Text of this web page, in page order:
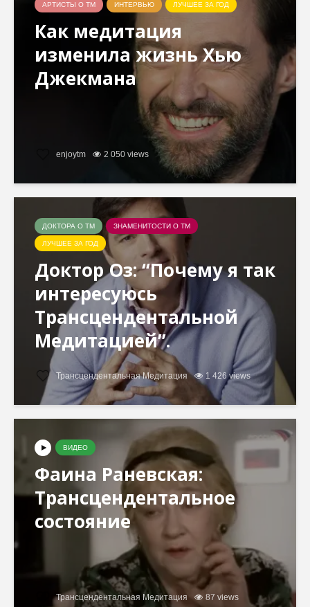
АРТИСТЫ О ТМ ИНТЕРВЬЮ ЛУЧШЕЕ ЗА ГОД
Как медитация
изменила жизнь Хью
Джекмана
enjoytm 2 050 views
ДОКТОРА О ТМ ЗНАМЕНИТОСТИ О ТМ
ЛУЧШЕЕ ЗА ГОД
Доктор Оз: “Почему я так
интересуюсь
Трансцендентальной
Медитацией”.
Трансцендентальная Медитация 1 426 views
ВИДЕО
Фаина Раневская:
Трансцендентальное
состояние
Трансцендентальная Медитация 87 views